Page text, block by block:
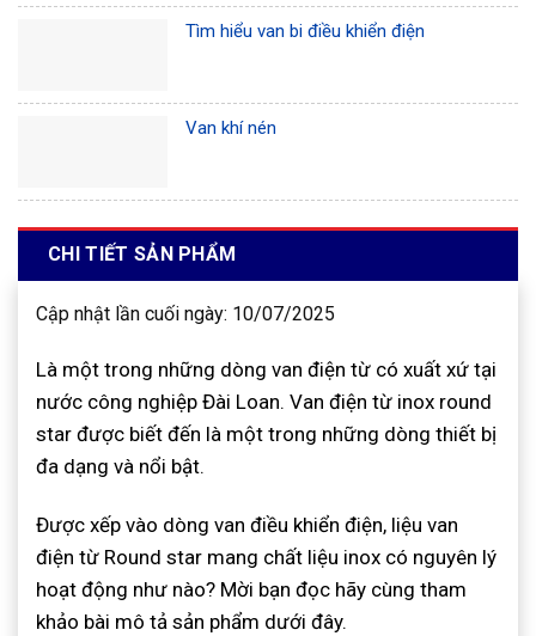
Tìm hiểu van bi điều khiển điện
Van khí nén
CHI TIẾT SẢN PHẨM
Cập nhật lần cuối ngày: 10/07/2025
Là một trong những dòng van điện từ có xuất xứ tại
nước công nghiệp Đài Loan. Van điện từ inox round
star được biết đến là một trong những dòng thiết bị
đa dạng và nổi bật.
Được xếp vào dòng van điều khiển điện, liệu van
điện từ Round star mang chất liệu inox có nguyên lý
hoạt động như nào? Mời bạn đọc hãy cùng tham
khảo bài mô tả sản phẩm dưới đây.